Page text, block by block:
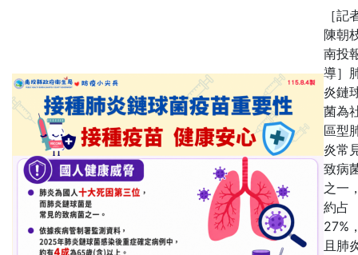
［記
陳朝
南投
導］
炎鏈
菌為
區型
炎常
致病
之一
約占
27%
且肺